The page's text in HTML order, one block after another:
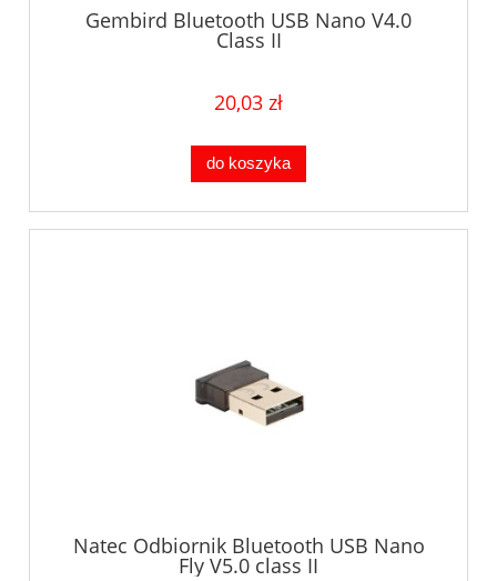
Gembird Bluetooth USB Nano V4.0
Class II
20,03 zł
do koszyka
Natec Odbiornik Bluetooth USB Nano
Fly V5.0 class II